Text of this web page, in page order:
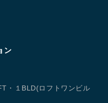
ン
・１BLD(ロフトワンビル